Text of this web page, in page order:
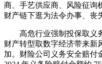
商、手艺供应商、风险征询
财产链下逛为法令办事、丧
高危行业强制投保取义务
财产转型取数字经济带来新
加。财险公司义务安全赔付